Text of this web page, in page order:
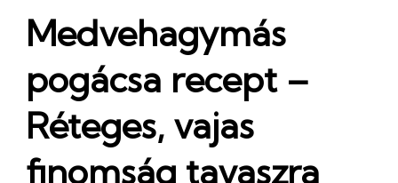
Medvehagymás
pogácsa recept –
Réteges, vajas
finomság tavaszra